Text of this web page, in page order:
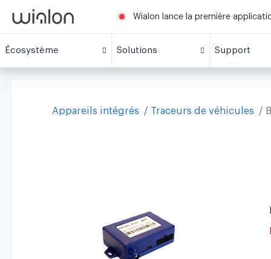
Wialon lance la première
Écosystème Solutions Support
Appareils intégrés Traceurs de véhicules